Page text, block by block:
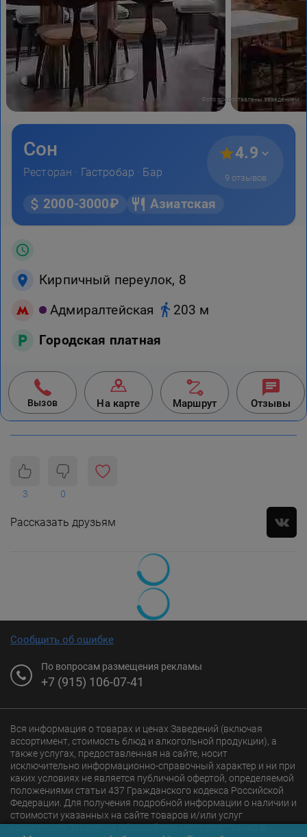
Фото предоставлены заведением
Сон
Ресторан · Гастробар · Бар
4.9
9 отзывов
2000-3000₽ Азиатская
Кирпичный переулок, 8
Адмиралтейская
203 м
Городская платная
Вызов На карте Маршрут Отзывы
3 0
Рассказать друзьям
Сообщить об ошибке
По вопросам размещения рекламы
+7 (915) 106-07-41
Вся информация о товарах и ценах Заведений (включая
ассортимент, стоимость блюд и алкогольной продукции), а
также услугах, предоставленная на сайте, носит
исключительно информационно-справочный характер и ни при
каких условиях не является публичной офертой, определяемой
положениями статьи 437 Гражданского кодекса Российской
Федерации. Для получения подробной информации о наличии и
стоимости указанных на сайте товаров и/или услуг
конкретного Заведения обращайтесь непосредственно в